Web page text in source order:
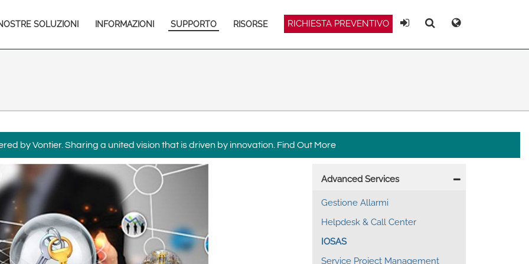
English Dansk Deutsch
Español
Français
Italiano Magyar
Norsk
India
Asia Pacific
Australia
RICHIESTA PREVENTIVO
SOLUZIONI INFORMAZIONI SUPPORTO RISORSE
Ricerca
by Vontier. Sharing a united vision that is driven by innovation. Find Out More
Main
navigation
Advanced Services
Gestione Allarmi
Helpdesk & Call Center
IOSAS
Service Project Management